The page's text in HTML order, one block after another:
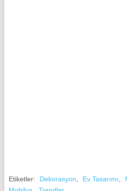
Etiketler: Dekorasyon, Ev Tasarımı,